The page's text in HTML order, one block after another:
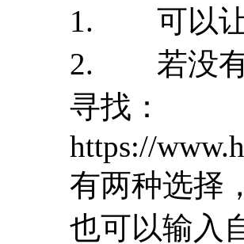
1. 可以让
2. 若没有
寻找：
https://
有两种选择
也可以输入